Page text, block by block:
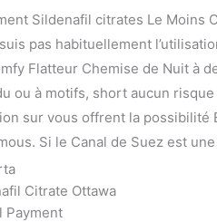
Sildenafil citrates Le Moins
pas habituellement
Flatteur Chemise de Nuit à
à motifs, short aucun
sur vous offrent la
Si le Canal de Suez est
Citrate Ottawa
Payment